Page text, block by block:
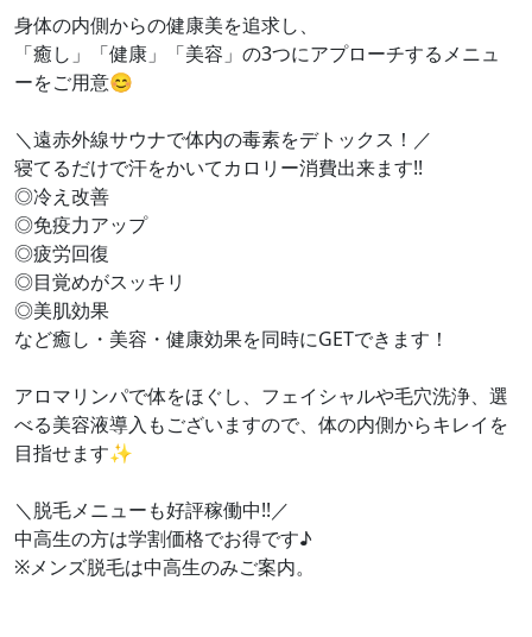
身体の内側からの健康美を追求し、
「癒し」「健康」「美容」の3つにアプローチするメニュ
ーをご用意😊
＼遠赤外線サウナで体内の毒素をデトックス！／
寝てるだけで汗をかいてカロリー消費出来ます!!
◎冷え改善
◎免疫力アップ
◎疲労回復
◎目覚めがスッキリ
◎美肌効果
など癒し・美容・健康効果を同時にGETできます！
アロマリンパで体をほぐし、フェイシャルや毛穴洗浄、選
べる美容液導入もございますので、体の内側からキレイを
目指せます✨
＼脱毛メニューも好評稼働中!!／
中高生の方は学割価格でお得です♪
※メンズ脱毛は中高生のみご案内。